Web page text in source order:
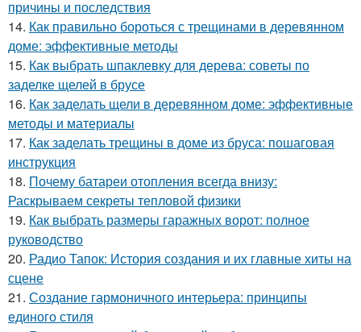
причины и последствия
14. Как правильно бороться с трещинами в деревянном
доме: эффективные методы
15. Как выбрать шпаклевку для дерева: советы по
заделке щелей в брусе
16. Как заделать щели в деревянном доме: эффективные
методы и материалы
17. Как заделать трещины в доме из бруса: пошаговая
инструкция
18. Почему батареи отопления всегда внизу:
Раскрываем секреты тепловой физики
19. Как выбрать размеры гаражных ворот: полное
руководство
20. Радио Тапок: История создания и их главные хиты на
сцене
21. Создание гармоничного интерьера: принципы
единого стиля